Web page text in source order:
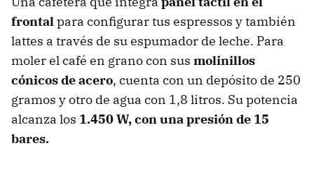
frontalpara configurar tus espressos y también
lattes a través de su espumador de leche. Para
moler el café en grano con sus molinillos
cónicos de acero, cuenta con un depósito de 250
gramos y otro de agua con 1,8 litros. Su potencia
alcanza los 1.450 W, con una presión de 15
bares.